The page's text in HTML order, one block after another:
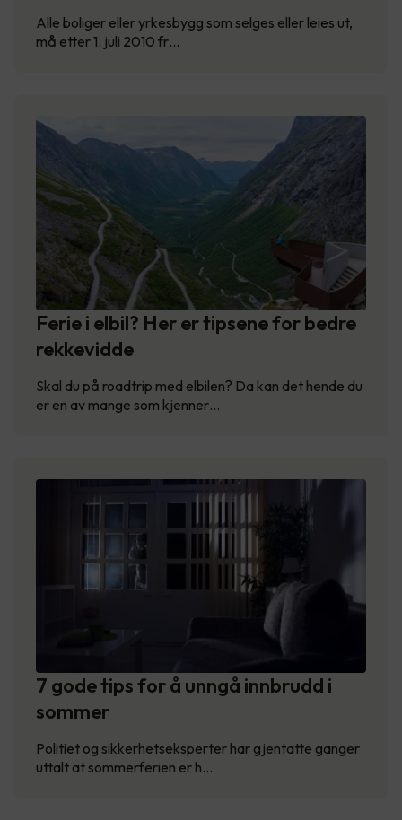
Alle boliger eller yrkesbygg som selges eller leies ut,
må etter 1. juli 2010 fr…
Ferie i elbil? Her er tipsene for bedre
rekkevidde
Skal du på roadtrip med elbilen? Da kan det hende du
er en av mange som kjenner…
7 gode tips for å unngå innbrudd i
sommer
Politiet og sikkerhetseksperter har gjentatte ganger
uttalt at sommerferien er h…